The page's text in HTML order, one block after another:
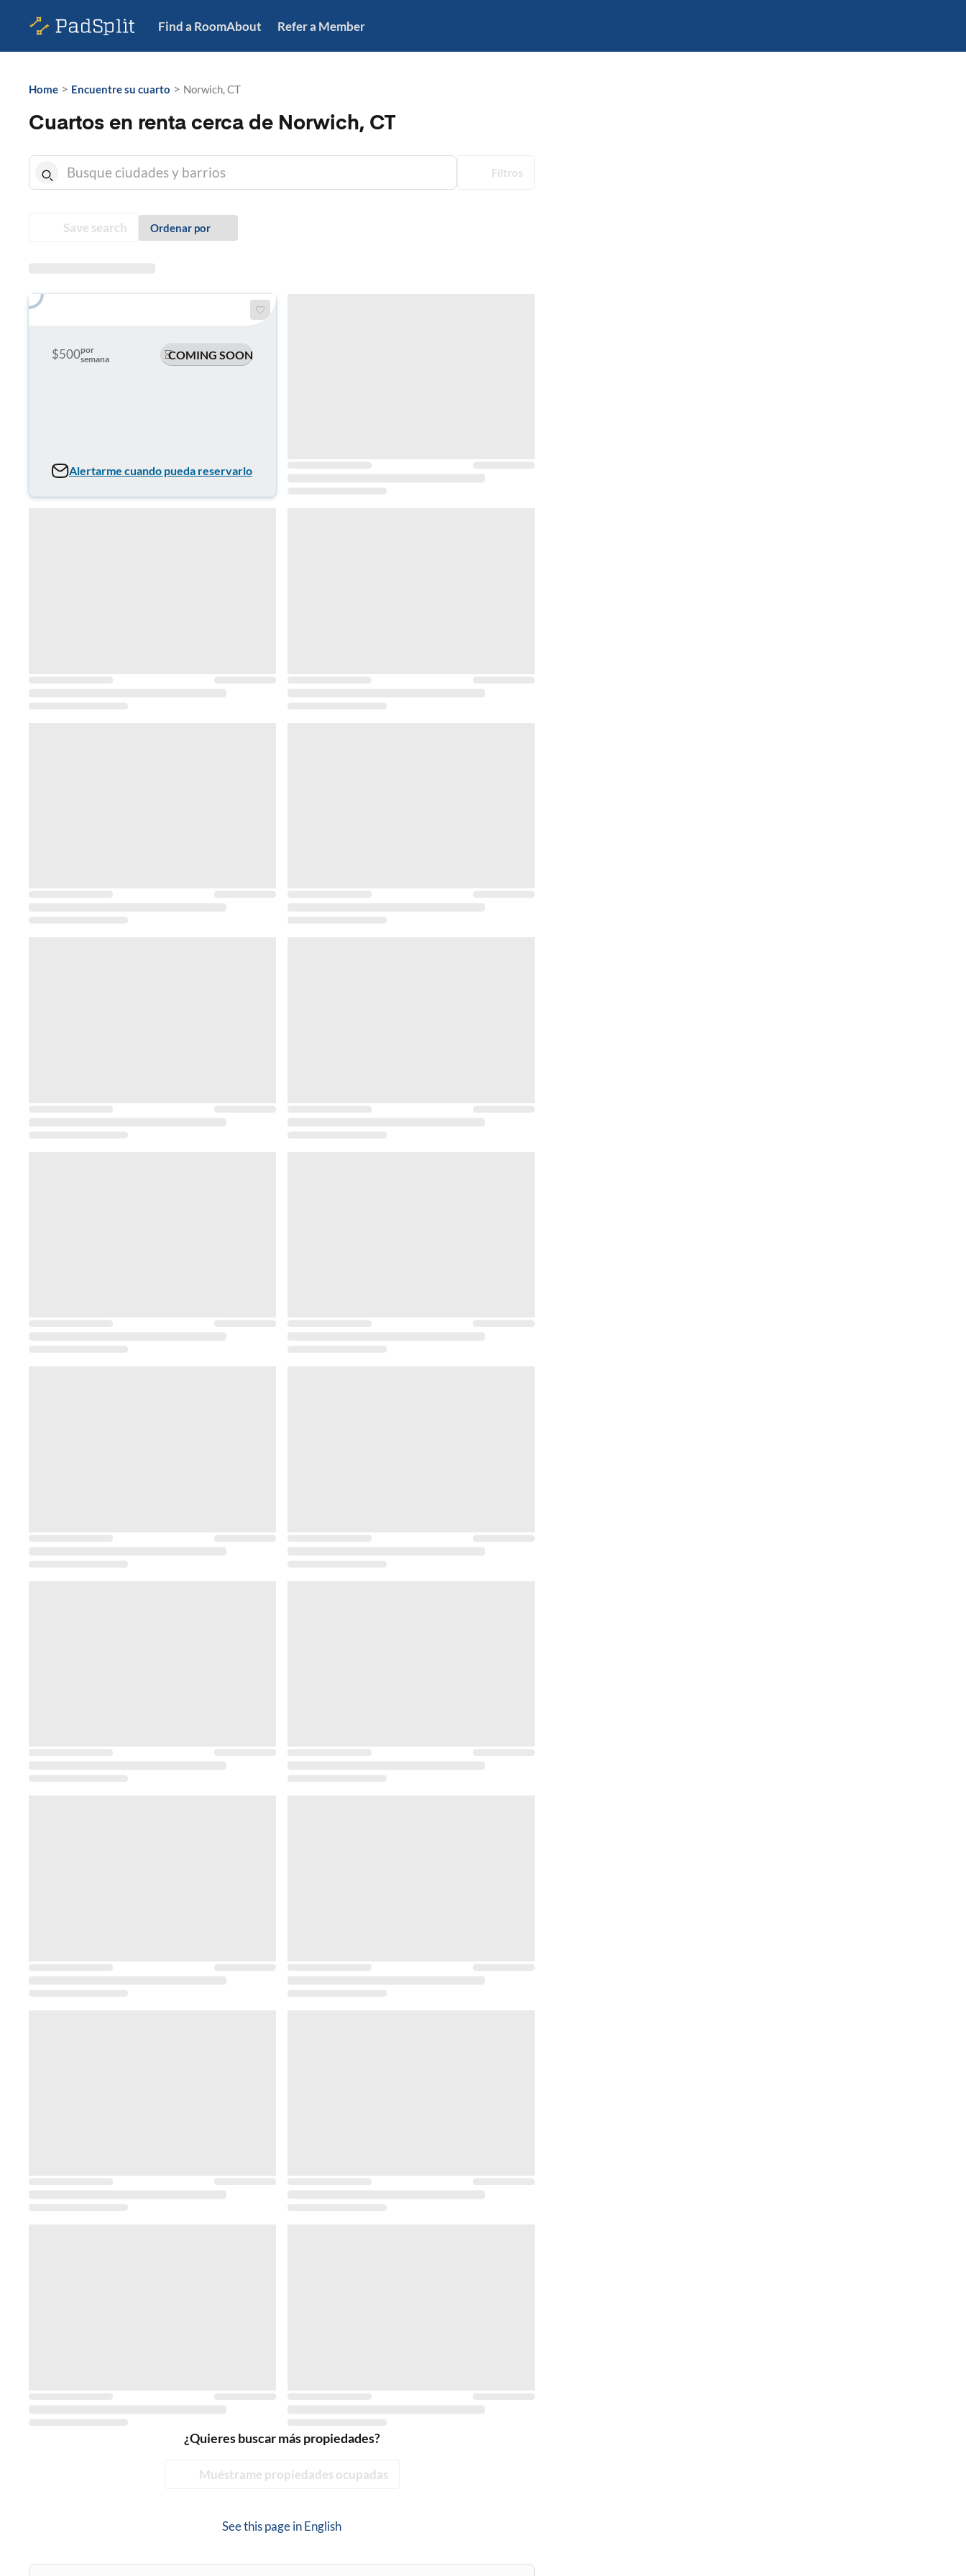
Find a RoomAbout Refer a Member
Home > Encuentre su cuarto > Norwich, CT
Cuartos en renta cerca de Norwich, CT
Filtros
Save search Ordenar por
$500por
semana
COMING SOON
Alertarme cuando pueda reservarlo
¿Quieres buscar más propiedades?
Muéstrame propiedades ocupadas
See this page inEnglish